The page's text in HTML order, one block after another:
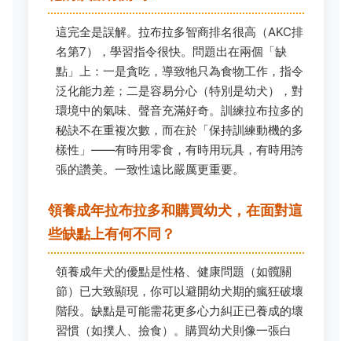
這完全是誤解。拉布拉多智商排名很高（AKC排
名第7），學習指令很快。問題出在兩個「缺
點」上：一是貪吃，導致牠只為食物工作，指令
泛化能力差；二是容易分心（特別是幼犬），對
環境中的氣味、聲音充滿好奇。訓練拉布拉多的
秘訣不在重複次數，而在於「保持訓練動機的多
樣性」——有時用零食，有時用玩具，有時用誇
張的讚美。一致性遠比嚴厲更重要。
領養成年拉布拉多和購買幼犬，在面對這
些缺點上有何不同？
領養成年犬的優點是性格、健康問題（如髖關
節）已大致顯現，你可以避開幼犬期的瘋狂破壞
階段。缺點是可能需花更多心力糾正已養成的壞
習慣（如撲人、撿食）。購買幼犬則像一張白